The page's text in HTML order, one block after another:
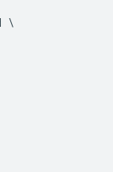
\